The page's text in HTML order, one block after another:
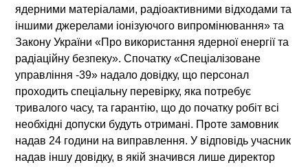
ядерними матеріалами, радіоактивними відходами та
іншими джерелами іонізуючого випромінювання» та
Закону України «Про використання ядерної енергії та
радіаційну безпеку». Спочатку «Спеціалізоване
управління -39» надало довідку, що персонал
проходить спеціальну перевірку, яка потребує
тривалого часу, та гарантію, що до початку робіт всі
необхідні допуски будуть отримані. Проте замовник
надав 24 години на виправлення. У відповідь учасник
надав іншу довідку, в якій значився лише директор